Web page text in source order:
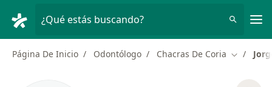
¿Qué estás buscando?
Página De Inicio Odontólogo Chacras De Coria Cambiar